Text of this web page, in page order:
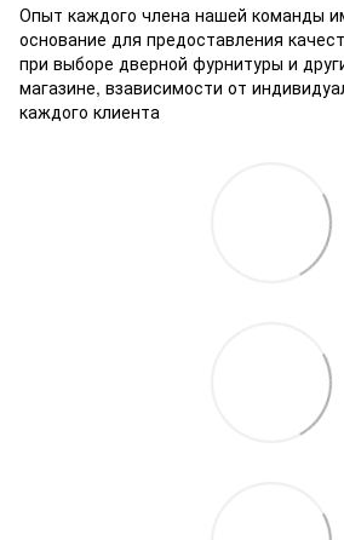
Опыт каждого члена нашей команды
основание для предоставления
при выборе дверной фурнитуры и
магазине, взависимости от
каждого клиента